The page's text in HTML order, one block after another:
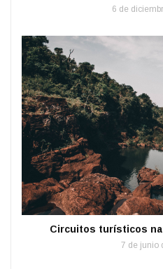
6 de
Circuitos turísticos
7 de junio